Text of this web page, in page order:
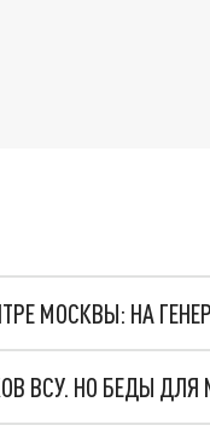
МОСКВЫ: НА
ВСУ. НО БЕДЫ